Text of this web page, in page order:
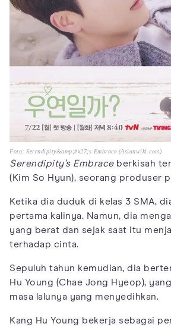
Foto: Serendipity&amp;#x27;s Embrace (Asianwiki.com)
Serendipity's Embraceberkisah
(Kim So Hyun), seorang produser
Ketika dia duduk di kelas 3 SMA,
pertama kalinya. Namun, dia
yang berat dan sejak saat itu
terhadap cinta.
Sepuluh tahun kemudian, dia
Hu Young (Chae Jong Hyeop),
masa lalunya yang menyedihkan.
Kang Hu Young bekerja sebagai